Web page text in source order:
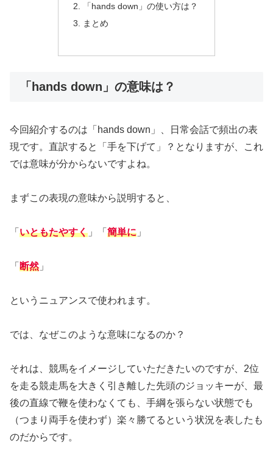
「hands down」の使い方は？
まとめ
「hands down」の意味は？
今回紹介するのは「hands down」、日常会話で頻出の表
現です。直訳すると「手を下げて」？となりますが、これ
では意味が分からないですよね。
まずこの表現の意味から説明すると、
「 いともたやすく 」「 簡単に 」
「 断然」
というニュアンスで使われます。
では、なぜこのような意味になるのか？
それは、競馬をイメージしていただきたいのですが、2位
を走る競走馬を大きく引き離した先頭のジョッキーが、最
後の直線で鞭を使わなくても、手綱を張らない状態でも
（つまり両手を使わず）楽々勝てるという状況を表したも
のだからです。